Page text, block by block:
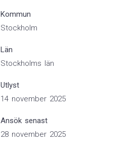
Kommun
Stockholm
Län
Stockholms län
Utlyst
14 november 2025
Ansök senast
28 november 2025